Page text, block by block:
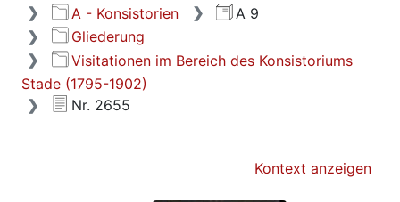
A - Konsistorien
A 9
Gliederung
Visitationen im Bereich des Konsistoriums
Stade (1795-1902)
Nr. 2655
Kontext anzeigen